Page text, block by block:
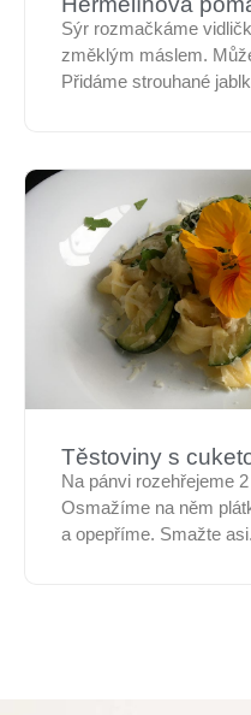
Sýr rozmačkáme
změklým máslem.
Přidáme strouhané
Těstoviny s
Na pánvi rozehřejeme
Osmažíme na něm
a opepříme. Smažte